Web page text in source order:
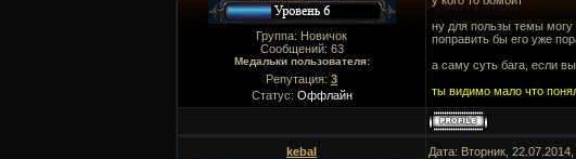
Группа: Новичок
Сообщений: 63
Медальки пользователя:
Репутация: 3
Статус: Оффлайн
ну для пользы темы могу
поправить бы его уже
а саму суть бага, если
ты видимо мало что
kebal Дата: Вторник,